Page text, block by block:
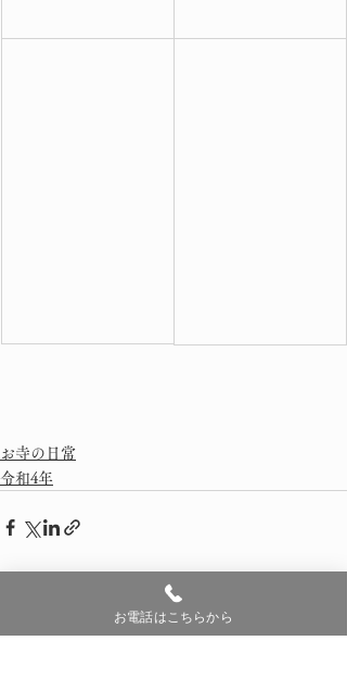
お寺の日常
令和4年
お電話はこちらから